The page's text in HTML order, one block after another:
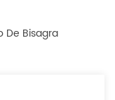
De Bisagra